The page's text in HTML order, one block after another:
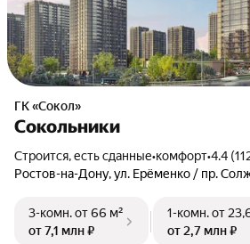
ГК «Сокол»
Сокольники
Строится, есть сданные•комфорт•4.4
Ростов-на-Дону, ул. Ерёменко / пр.
3-комн.от 66 м²
от 7,1 млн ₽
1-комн.от
от 2,7 млн ₽